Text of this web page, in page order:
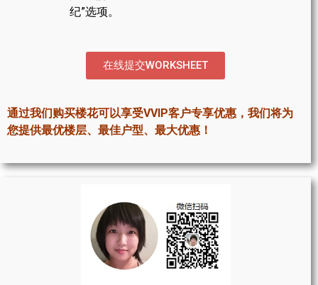
怡陶碧谷社区介绍
密西沙加社区介绍
奥克维尔楼花项目
列治文山楼花项目
纪”选项。
在线提交WORKSHEET
通过我们购买楼花可以享受VVIP客户专享优惠，我们将为
您提供最优楼层、最佳户型、最大优惠！